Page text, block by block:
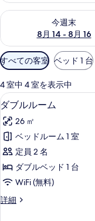
今週末
8月 14 - 8月 16
今週末 8月 14 - 8月 16
利
用
可
能
な
客
室
の
り
込
み
すべての客室 ベッド 1 台
4 室中 4 室を表示中
ダ
ブ
ル
ル
ー
ム
す
7
ダブルルーム
26 ㎡
ベッドルーム 1 室
定員 2 名
ダブルベッド 1 台
WiFi (無料)
詳細
ダ